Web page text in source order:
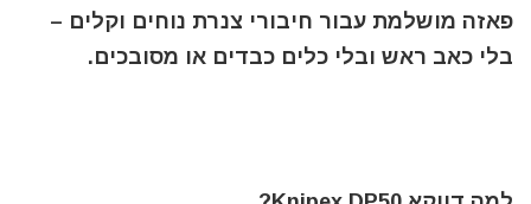
פאזה מושלמת עבור חיבורי צנרת נוחים וקלים –
בלי כאב ראש ובלי כלים כבדים או מסובכים.